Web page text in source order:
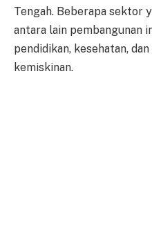
Tengah. Beberapa sektor
antara lain pembangunan
pendidikan, kesehatan,
kemiskinan.